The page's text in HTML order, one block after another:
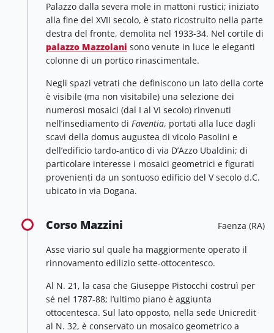
Palazzo dalla severa mole in mattoni rustici; iniziato
alla fine del XVII secolo, è stato ricostruito nella parte
destra del fronte, demolita nel 1933-34. Nel cortile di
palazzo Mazzolani sono venute in luce le eleganti
colonne di un portico rinascimentale.
Negli spazi vetrati che definiscono un lato della corte
è visibile (ma non visitabile) una selezione dei
numerosi mosaici (dal I al VI secolo) rinvenuti
nell’insediamento di Faventia, portati alla luce dagli
scavi della domus augustea di vicolo Pasolini e
dell’edificio tardo-antico di via D’Azzo Ubaldini; di
particolare interesse i mosaici geometrici e figurati
provenienti da un sontuoso edificio del V secolo d.C.
ubicato in via Dogana.
Corso Mazzini Faenza (RA)
Asse viario sul quale ha maggiormente operato il
rinnovamento edilizio sette-ottocentesco.
Al N. 21, la casa che Giuseppe Pistocchi costruì per
sé nel 1787-88; l’ultimo piano è aggiunta
ottocentesca. Sul lato opposto, nella sede Unicredit
al N. 32, è conservato un mosaico geometrico a